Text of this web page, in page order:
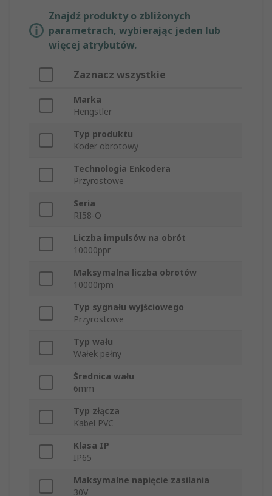
Znajdź produkty o zbliżonych
parametrach, wybierając jeden lub
więcej atrybutów.
Zaznacz wszystkie
Marka
Hengstler
Typ produktu
Koder obrotowy
Technologia Enkodera
Przyrostowe
Seria
RI58-O
Liczba impulsów na obrót
10000ppr
Maksymalna liczba obrotów
10000rpm
Typ sygnału wyjściowego
Przyrostowe
Typ wału
Wałek pełny
Średnica wału
6mm
Typ złącza
Kabel PVC
Klasa IP
IP65
Maksymalne napięcie zasilania
30V